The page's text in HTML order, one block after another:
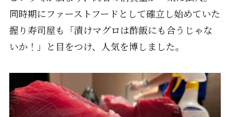
同時期にファーストフードとして確立し始めていた
握り寿司屋も「漬けマグロは酢飯にも合うじゃな
いか！」と目をつけ、人気を博しました。